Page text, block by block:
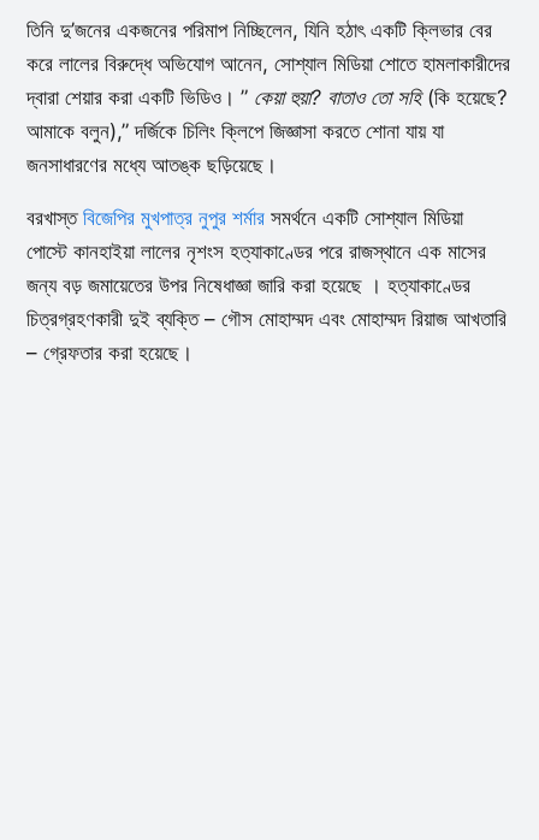
তিনি দু’জনের একজনের পরিমাপ নিচ্ছিলেন, যিনি হঠাৎ একটি ক্লিভার বের
করে লালের বিরুদ্ধে অভিযোগ আনেন, সোশ্যাল মিডিয়া শোতে হামলাকারীদের
দ্বারা শেয়ার করা একটি ভিডিও। ” কেয়া হুয়া? বাতাও তো সহি(কি হয়েছে?
আমাকে বলুন),” দর্জিকে চিলিং ক্লিপে জিজ্ঞাসা করতে শোনা যায় যা
জনসাধারণের মধ্যে আতঙ্ক ছড়িয়েছে।
বরখাস্ত বিজেপির মুখপাত্র নুপুর শর্মারসমর্থনে একটি সোশ্যাল মিডিয়া
পোস্টে কানহাইয়া লালের নৃশংস হত্যাকাণ্ডের পরে রাজস্থানে এক মাসের
জন্য বড় জমায়েতের উপর নিষেধাজ্ঞা জারি করা হয়েছে । হত্যাকাণ্ডের
চিত্রগ্রহণকারী দুই ব্যক্তি – গৌস মোহাম্মদ এবং মোহাম্মদ রিয়াজ আখতারি
– গ্রেফতার করা হয়েছে।